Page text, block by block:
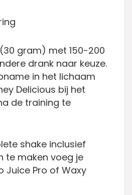
gram) met 150-200
drank naar keuze.
in het lichaam
Delicious bij het
de training te
shake inclusief
te maken voeg je
Juice Pro of Waxy